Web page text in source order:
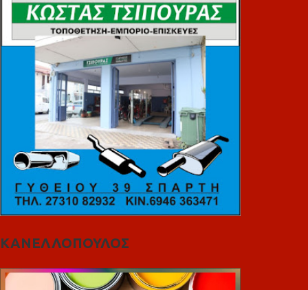
ΚΑΝΕΛΛΟΠΟΥΛΟΣ